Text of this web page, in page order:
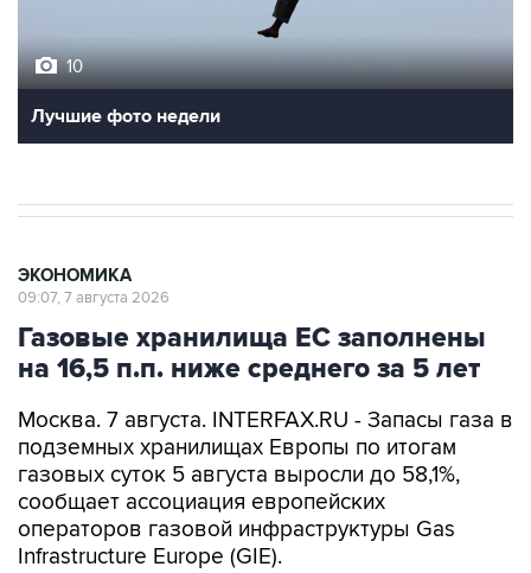
10
Лучшие фото недели
ЭКОНОМИКА
09:07, 7 августа 2026
Газовые хранилища ЕС заполнены
на 16,5 п.п. ниже среднего за 5 лет
Москва. 7 августа. INTERFAX.RU - Запасы газа в
подземных хранилищах Европы по итогам
газовых суток 5 августа выросли до 58,1%,
сообщает ассоциация европейских
операторов газовой инфраструктуры Gas
Infrastructure Europe (GIE).